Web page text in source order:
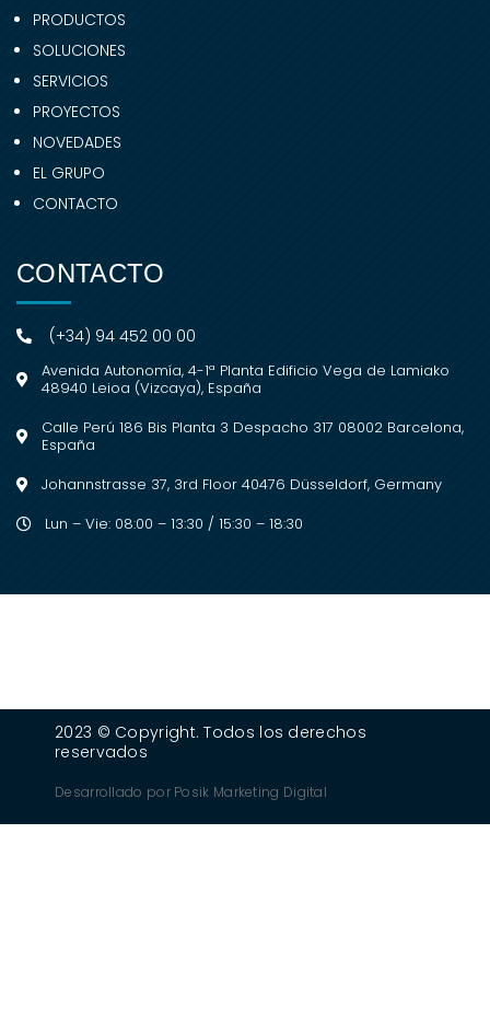
PRODUCTOS
SOLUCIONES
SERVICIOS
PROYECTOS
NOVEDADES
EL GRUPO
CONTACTO
CONTACTO
(+34) 94 452 00 00
Avenida Autonomía, 4-1ª Planta Edificio Vega de Lamiako
48940 Leioa (Vizcaya), España
Calle Perú 186 Bis Planta 3 Despacho 317 08002 Barcelona,
España
Johannstrasse 37, 3rd Floor 40476 Düsseldorf, Germany
Lun – Vie: 08:00 – 13:30 / 15:30 – 18:30
2023 © Copyright. Todos los derechos
reservados
Desarrollado por Posik Marketing Digital